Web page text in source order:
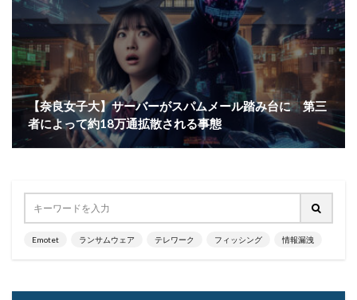
【奈良女子大】サーバーがスパムメール踏み台に 第三
者によって約18万通拡散される事態
Emotet ランサムウェア テレワーク フィッシング 情報漏洩